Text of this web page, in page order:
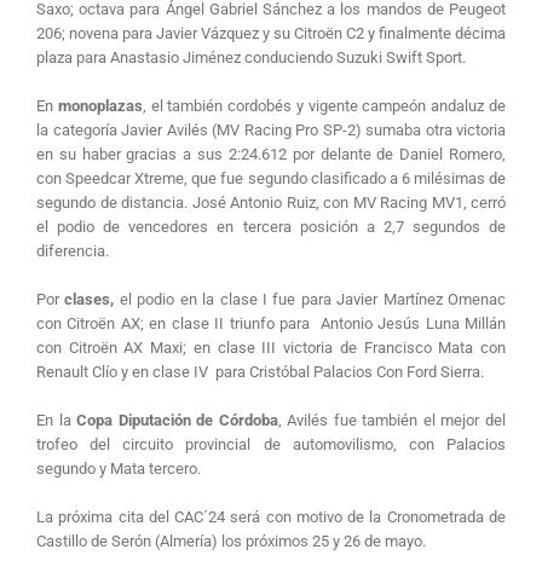
Saxo; octava para Ángel Gabriel Sánchez a los mandos de Peugeot
206; novena para Javier Vázquez y su Citroën C2 y finalmente décima
plaza para Anastasio Jiménez conduciendo Suzuki Swift Sport.
En monoplazas, el también cordobés y vigente campeón andaluz de
la categoría Javier Avilés (MV Racing Pro SP-2) sumaba otra victoria
en su haber gracias a sus 2:24.612 por delante de Daniel Romero,
con Speedcar Xtreme, que fue segundo clasificado a 6 milésimas de
segundo de distancia. José Antonio Ruiz, con MV Racing MV1, cerró
el podio de vencedores en tercera posición a 2,7 segundos de
diferencia.
Porclases, el podio en la clase I fue para Javier Martínez Omenac
con Citroën AX; en clase II triunfo para Antonio Jesús Luna Millán
con Citroën AX Maxi; en clase III victoria de Francisco Mata con
Renault Clío y en clase IV para Cristóbal Palacios Con Ford Sierra.
En laCopa Diputación de Córdoba, Avilés fue también el mejor del
trofeo del circuito provincial de automovilismo, con Palacios
segundo y Mata tercero.
La próxima cita del CAC´24 será con motivo de la Cronometrada de
Castillo de Serón (Almería) los próximos 25 y 26 de mayo.